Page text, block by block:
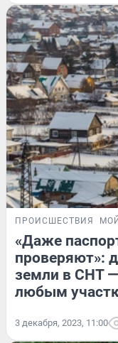
ПРОИСШЕСТВИЯ
«Даже
проверяют»:
земли в СНТ
любым
3 декабря, 2023, 11:00